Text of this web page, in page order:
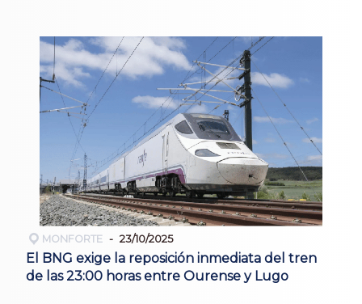
MONFORTE 23/10/2025
El BNG exige la reposición inmediata del tren
de las 23:00 horas entre Ourense y Lugo